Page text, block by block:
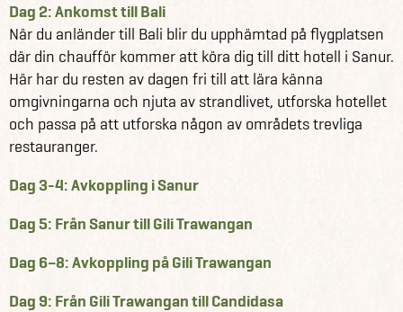
och aktiviteter är fixade – allt till ett fast pris och med en
stor dos upptäckarlust på köpet! Alla våra upplevelseresor
är individuella resor där transfer och utflykter sker i grupp,
och de kan bokas direkt och är noga planerade av våra
erfarna reseexperter som ser till att du garanteras det
äventyr som är utmärkande för våra skräddarsydda resor.
Processen blir alltså enklare, smidigare och smartare för
färdiga konceptresa.
Läs mer om Indonesien här.
Dag 2: Ankomst till Bali
När du anländer till Bali blir du upphämtad på flygplatsen
där din chaufför kommer att köra dig till ditt hotell i Sanur.
Här har du resten av dagen fri till att lära känna
omgivningarna och njuta av strandlivet, utforska hotellet
och passa på att utforska någon av områdets trevliga
restauranger.
Dag 3-4: Avkoppling i Sanur
Dag 5: Från Sanur till Gili Trawangan
Dag 6–8: Avkoppling på Gili Trawangan
Dag 9: Från Gili Trawangan till Candidasa